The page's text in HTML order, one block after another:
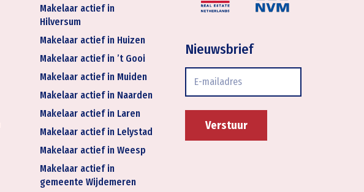
Makelaar actief in
Hilversum
Makelaar actief in Huizen
Makelaar actief in ’t Gooi
Makelaar actief in Muiden
Makelaar actief in Naarden
Makelaar actief in Laren
Makelaar actief in Lelystad
Makelaar actief in Weesp
Makelaar actief in
gemeente Wijdemeren
Nieuwsbrief